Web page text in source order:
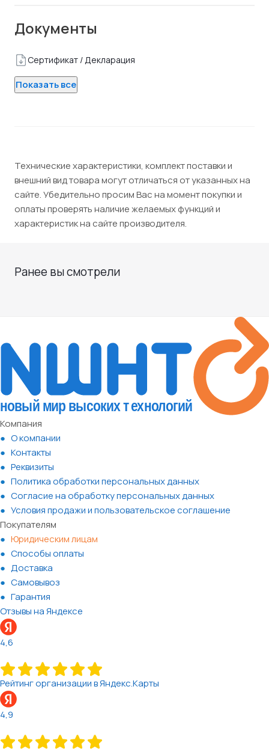
Документы
Сертификат / Декларация
Показать все
Технические характеристики, комплект поставки и
внешний вид товара могут отличаться от указанных на
сайте. Убедительно просим Вас на момент покупки и
оплаты проверять наличие желаемых функций и
характеристик на сайте производителя.
Ранее вы смотрели
Компания
О компании
Контакты
Реквизиты
Политика обработки персональных данных
Согласие на обработку персональных данных
Условия продажи и пользовательское соглашение
Покупателям
Юридическим лицам
Способы оплаты
Доставка
Самовывоз
Гарантия
Отзывы на Яндексе
4,6
Рейтинг организации в Яндекс.Карты
4,9